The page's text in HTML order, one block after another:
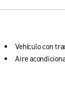
Vehículo con
Aire